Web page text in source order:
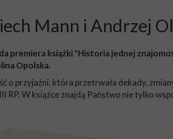
Mann i Andrzej
premiera książki "Historia jednej
Opolska.
o przyjaźni, która przetrwała dekady,
RP. W książce znajdą Państwo nie tylko